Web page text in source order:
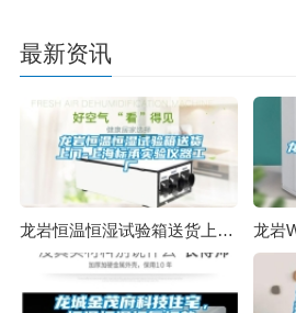
最新资讯
龙岩恒温恒湿试验箱送货上门-上海标承实验仪器工厂